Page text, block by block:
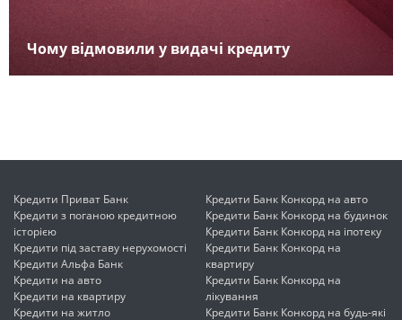
Чому відмовили у видачі кредиту
Кредити Приват Банк
Кредити з поганою кредитною
історією
Кредити під заставу нерухомості
Кредити Альфа Банк
Кредити на авто
Кредити на квартиру
Кредити на житло
Кредити Банк Конкорд на авто
Кредити Банк Конкорд на будинок
Кредити Банк Конкорд на іпотеку
Кредити Банк Конкорд на
квартиру
Кредити Банк Конкорд на
лікування
Кредити Банк Конкорд на будь-які